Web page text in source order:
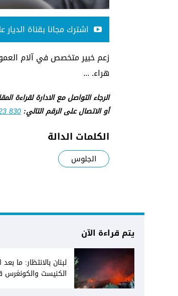
اشترك مجانا بقناة
زعم خبير متخصص في آلام
هراء. ...
الرجاء التواصل مع الادارة لقراءة
أو الاتصال على الرقم التالي:830
الكلمات الدالة
الجلوس
يتم قراءة الآن
لبنان بالانتظار: ما بعد
الكنيست والكونغرس